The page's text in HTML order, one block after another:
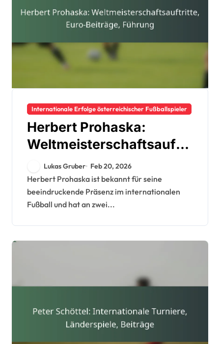
Internationale Erfolge österreichischer Fußballspieler
Herbert Prohaska:
Weltmeisterschaftsauftri
tte, Euro-Beiträge,
Führung
Lukas Gruber Feb 20, 2026
Herbert Prohaska ist bekannt für seine
beeindruckende Präsenz im internationalen
Fußball und hat an zwei...